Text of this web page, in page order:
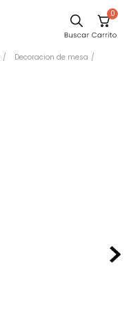
0
Decoracion de mesa